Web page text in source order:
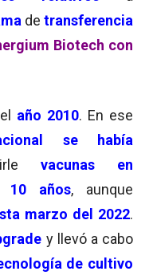
de transferencia
Biotech con
año 2010. En ese
se había
vacunas en
10 años, aunque
marzo del 2022.
y llevó a cabo
de cultivo